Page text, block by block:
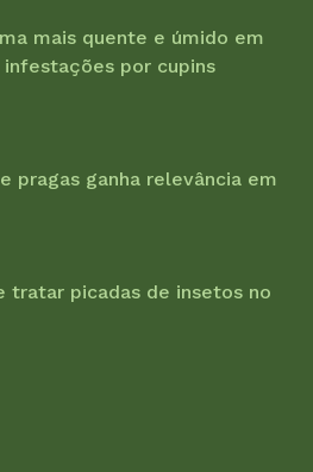
mais quente e úmido em
por cupins
pragas ganha relevância em
tratar picadas de insetos no